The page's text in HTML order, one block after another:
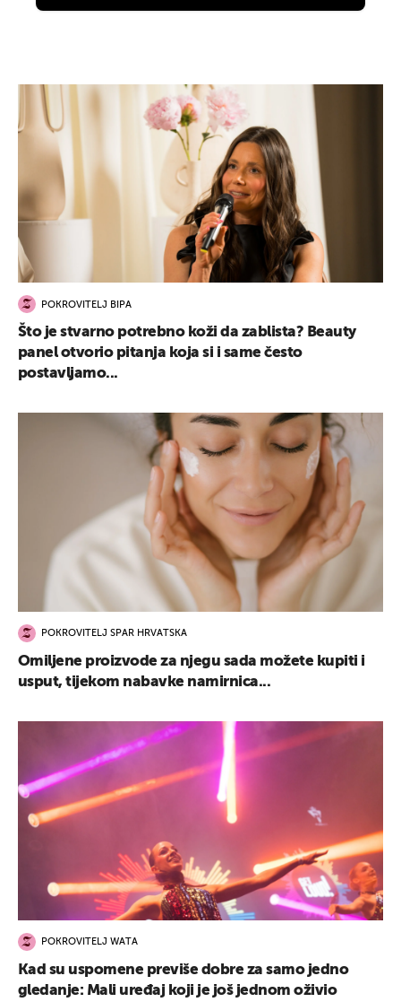
POKROVITELJ BIPA
Što je stvarno potrebno koži da zablista? Beauty
panel otvorio pitanja koja si i same često
postavljamo...
POKROVITELJ SPAR HRVATSKA
Omiljene proizvode za njegu sada možete kupiti i
usput, tijekom nabavke namirnica...
POKROVITELJ WATA
Kad su uspomene previše dobre za samo jedno
gledanje: Mali uređaj koji je još jednom oživio